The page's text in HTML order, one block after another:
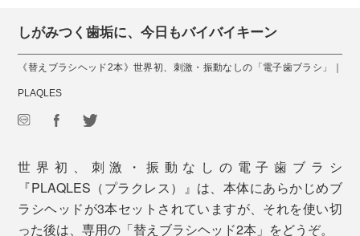
しがみつく歯垢に、今日もバイバイキーン
《替えブラシヘッド2本》世界初、刺激・振動なしの「電子歯ブラシ」｜
PLAQLES
世界初、刺激・振動なしの電子歯ブラシ
『PLAQLES（プラクレス）』は、本体にあらかじめブ
ラシヘッドが3本セットされていますが、それを使い切
った後は、専用の「替えブラシヘッド2本」をどうぞ。